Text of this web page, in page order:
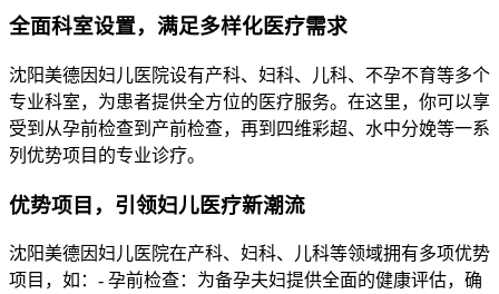
全面科室设置，满足多样化医疗需求
沈阳美德因妇儿医院设有产科、妇科、儿科、不孕不育等多个
专业科室，为患者提供全方位的医疗服务。在这里，你可以享
受到从孕前检查到产前检查，再到四维彩超、水中分娩等一系
列优势项目的专业诊疗。
优势项目，引领妇儿医疗新潮流
沈阳美德因妇儿医院在产科、妇科、儿科等领域拥有多项优势
项目，如：- 孕前检查：为备孕夫妇提供全面的健康评估，确